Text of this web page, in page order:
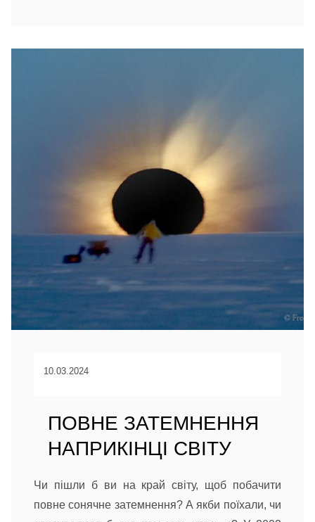
10.03.2024
ПОВНЕ ЗАТЕМНЕННЯ
НАПРИКІНЦІ СВІТУ
Чи пішли б ви на край світу, щоб побачити
повне сонячне затемнення? А якби поїхали, чи